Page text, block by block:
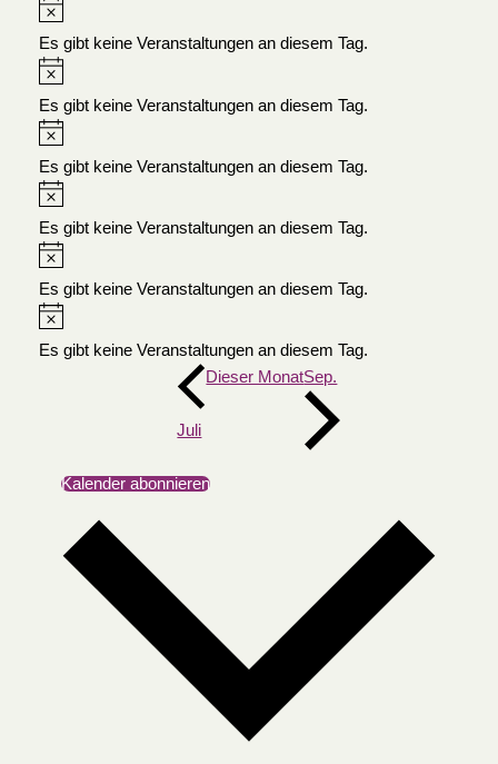
Es gibt keine Veranstaltungen an diesem Tag.
Es gibt keine Veranstaltungen an diesem Tag.
Es gibt keine Veranstaltungen an diesem Tag.
Es gibt keine Veranstaltungen an diesem Tag.
Es gibt keine Veranstaltungen an diesem Tag.
Es gibt keine Veranstaltungen an diesem Tag.
Juli
Dieser MonatSep.
Kalender abonnieren